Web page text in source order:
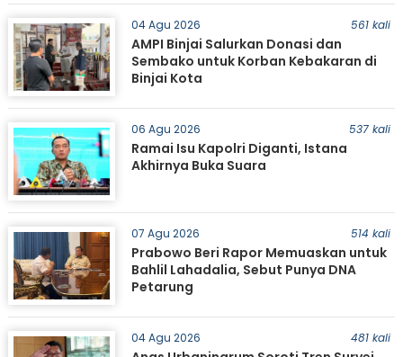
04 Agu 2026 561 kali
AMPI Binjai Salurkan Donasi dan
Sembako untuk Korban Kebakaran di
Binjai Kota
06 Agu 2026 537 kali
Ramai Isu Kapolri Diganti, Istana
Akhirnya Buka Suara
07 Agu 2026 514 kali
Prabowo Beri Rapor Memuaskan untuk
Bahlil Lahadalia, Sebut Punya DNA
Petarung
04 Agu 2026 481 kali